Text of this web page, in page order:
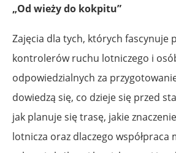
„Od wieży do kokpitu”
Zajęcia dla tych, których fascynuje
kontrolerów ruchu lotniczego i
odpowiedzialnych za
dowiedzą się, co dzieje się przed
jak planuje się trasę, jakie
lotnicza oraz dlaczego współpraca